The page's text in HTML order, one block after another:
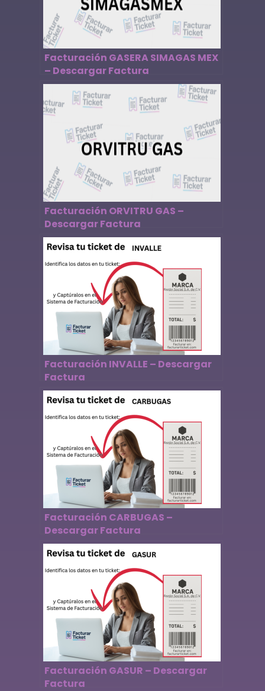
Facturación GASERA SIMAGAS MEX
– Descargar Factura
Facturación ORVITRU GAS –
Descargar Factura
Facturación INVALLE – Descargar
Factura
Facturación CARBUGAS –
Descargar Factura
Facturación GASUR – Descargar
Factura